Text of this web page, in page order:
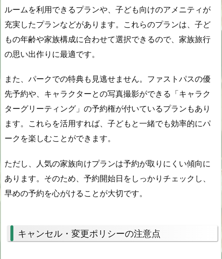
ルームを利用できるプランや、子ども向けのアメニティが
充実したプランなどがあります。これらのプランは、子ど
もの年齢や家族構成に合わせて選択できるので、家族旅行
の思い出作りに最適です。
また、パークでの特典も見逃せません。ファストパスの優
先予約や、キャラクターとの写真撮影ができる「キャラク
ターグリーティング」の予約権が付いているプランもあり
ます。これらを活用すれば、子どもと一緒でも効率的にパ
ークを楽しむことができます。
ただし、人気の家族向けプランは予約が取りにくい傾向に
あります。そのため、予約開始日をしっかりチェックし、
早めの予約を心がけることが大切です。
キャンセル・変更ポリシーの注意点